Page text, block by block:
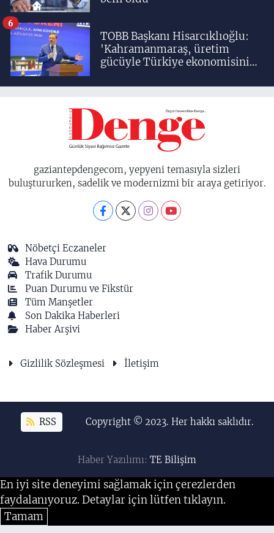
TOBB Başkanı Hisarcıklıoğlu:
'Kahramanmaraş, üretim
gücüyle Türkiye ekonomisinin
birisidir'
6
gaziantepdengecom, yepyeni temasıyla sizleri
buluştururken, sadelik ve modernizmi bir araya getiriyor.
Nöbetçi Eczaneler
Hava Durumu
Trafik Durumu
Puan Durumu ve Fikstür
Tüm Manşetler
Son Dakika Haberleri
Haber Arşivi
Gizlilik Sözleşmesi İletişim
RSS Copyright © 2023. Her hakkı saklıdır.
Haber Yazılımı: TE Bilişim
En iyi site deneyimi sağlamak için çerezlerden
faydalanıyoruz. Detaylar için lütfen tıklayın.
Tamam